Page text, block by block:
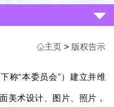
主页> 版权告示
称“本委员会”）建立并维
美术设计、图片、照片，